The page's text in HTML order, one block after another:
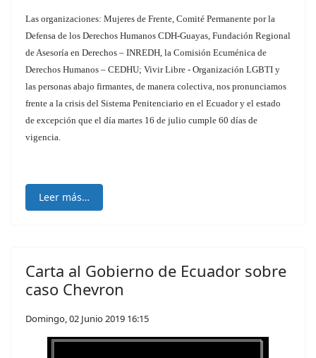
Las organizaciones: Mujeres de Frente, Comité Permanente por la
Defensa de los Derechos Humanos CDH-Guayas, Fundación Regional
de Asesoría en Derechos – INREDH, la Comisión Ecuménica de
Derechos Humanos – CEDHU; Vivir Libre - Organización LGBTI y
las personas abajo firmantes, de manera colectiva, nos pronunciamos
frente a la crisis del Sistema Penitenciario en el Ecuador y el estado
de excepción que el día martes 16 de julio cumple 60 días de
vigencia.
Leer más…
Carta al Gobierno de Ecuador sobre
caso Chevron
Domingo, 02 Junio 2019 16:15